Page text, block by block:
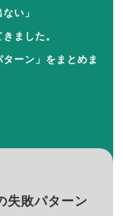
ない」
ました。
ーン」をまとめま
失敗パターン